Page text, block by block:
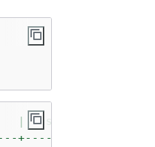
| tasknum
+---------+--------